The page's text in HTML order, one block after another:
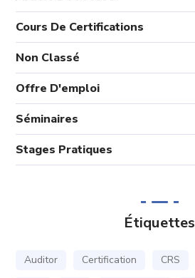
Cours De Certifications
Non Classé
Offre D'emploi
Séminaires
Stages Pratiques
Étiquettes
Auditor Certification CRS